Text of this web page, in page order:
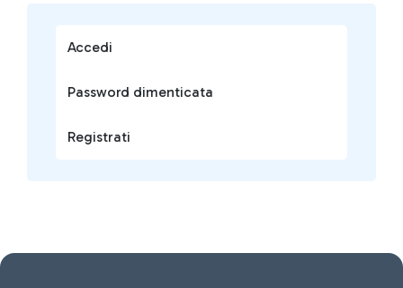
Accedi
Password dimenticata
Registrati